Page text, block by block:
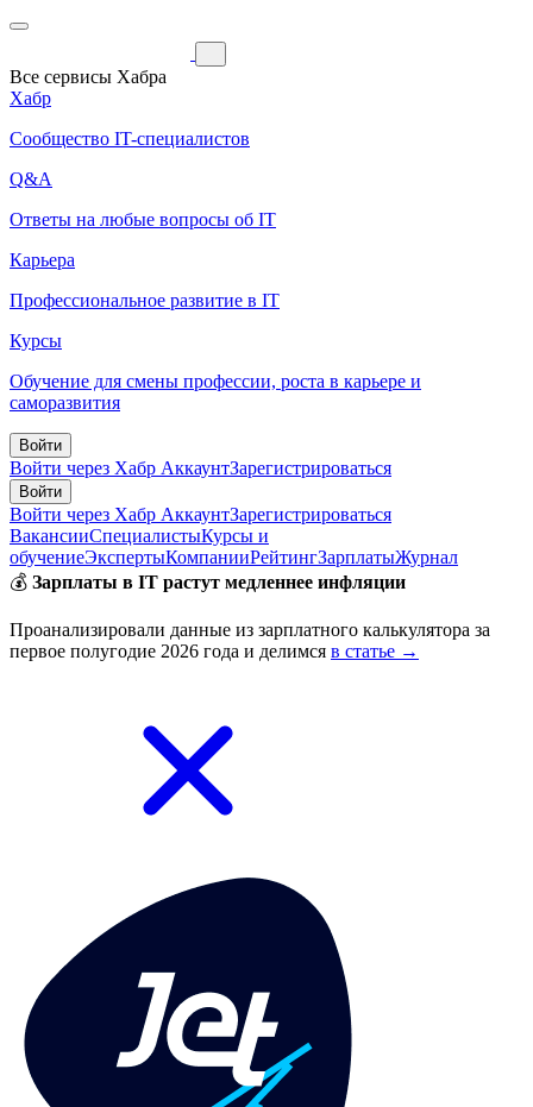
Все сервисы Хабра
Хабр
Сообщество IT-специалистов
Q&A
Ответы на любые вопросы об IT
Карьера
Профессиональное развитие в IT
Курсы
Обучение для смены профессии, роста в карьере и
саморазвития
Войти
Войти через Хабр АккаунтЗарегистрироваться
Войти
Войти через Хабр АккаунтЗарегистрироваться
ВакансииСпециалистыКурсы и
обучениеЭкспертыКомпанииРейтингЗарплатыЖурнал
💰 Зарплаты в IT растут медленнее инфляции
Проанализировали данные из зарплатного калькулятора за
первое полугодие 2026 года и делимся в статье →